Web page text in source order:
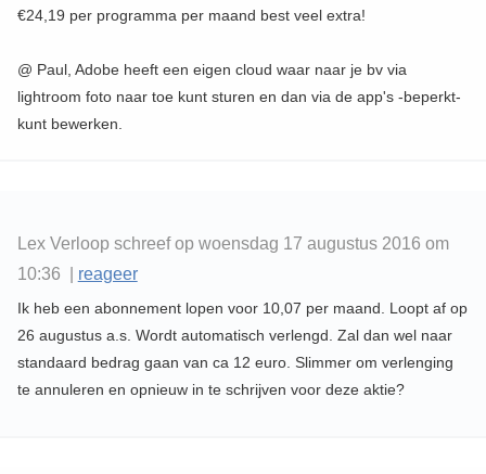
€24,19 per programma per maand best veel extra!
@ Paul, Adobe heeft een eigen cloud waar naar je bv via
lightroom foto naar toe kunt sturen en dan via de app's -beperkt-
kunt bewerken.
Lex Verloop schreef op woensdag 17 augustus 2016 om
10:36 | reageer
Ik heb een abonnement lopen voor 10,07 per maand. Loopt af op
26 augustus a.s. Wordt automatisch verlengd. Zal dan wel naar
standaard bedrag gaan van ca 12 euro. Slimmer om verlenging
te annuleren en opnieuw in te schrijven voor deze aktie?